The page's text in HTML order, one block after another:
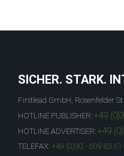
SICHER. STARK.
Firstlead GmbH, Rosenfelder
HOTLINE PUBLISHER: +49
HOTLINE ADVERTISER: +49
TELEFAX: +49 (0)30 - 609 83